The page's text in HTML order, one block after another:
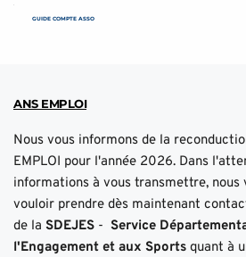
GUIDE COMPTE ASSO
ANS EMPLOI
Nous vous informons de la
EMPLOI pour l'année 2026. Dans
informations à vous transmettre, nous
vouloir prendre dès maintenant
de la SDEJES - Service
l'Engagement et aux Sports quant à